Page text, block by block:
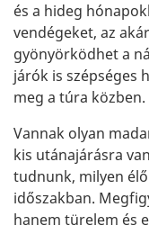
és a hideg
vendégeket, az
gyönyörködhet a
járók is szépséges
meg a túra közben.
Vannak olyan
kis utánajárásra
tudnunk, milyen
időszakban.
hanem türelem és